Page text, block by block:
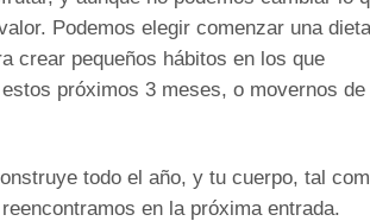
Podemos elegir comenzar una dieta
crear pequeños hábitos en los que
próximos 3 meses, o movernos de
todo el año, y tu cuerpo, tal
en la próxima entrada.